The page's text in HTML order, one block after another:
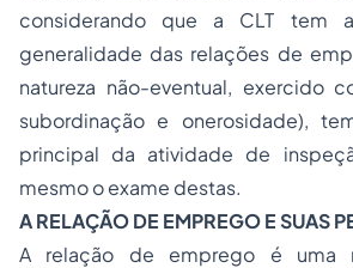
considerando que a CLT tem
generalidade das relações de
natureza não-eventual, exercido
subordinação e onerosidade),
principal da atividade de
mesmo o exame destas.
A RELAÇÃO DE EMPREGO E SUAS
A relação de emprego é uma